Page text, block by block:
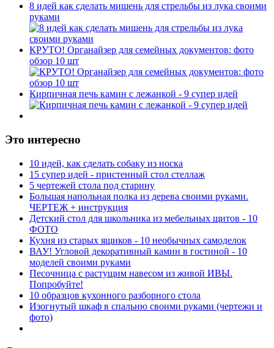
8 идей как сделать мишень для стрельбы из лука своими
руками
КРУТО! Органайзер для семейных документов: фото
обзор 10 шт
Кирпичная печь камин с лежанкой - 9 супер идей
Это интересно
10 идей, как сделать собаку из носка
15 супер идей - пристенный стол стеллаж
5 чертежей стола под старину
Большая напольная полка из дерева своими руками.
ЧЕРТЕЖ + инструкция
Детский стол для школьника из мебельных щитов - 10
ФОТО
Кухня из старых ящиков - 10 необычных самоделок
ВАУ! Угловой декоративный камин в гостиной - 10
моделей своими руками
Песочница с растущим навесом из живой ИВЫ.
Попробуйте!
10 образцов кухонного разборного стола
Изогнутый шкаф в спальню своими руками (чертежи и
фото)